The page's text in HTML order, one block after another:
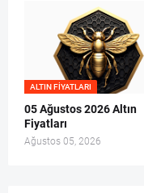
ALTIN FIYATLARI
05 Ağustos 2026 Altın
Fiyatları
Ağustos 05, 2026